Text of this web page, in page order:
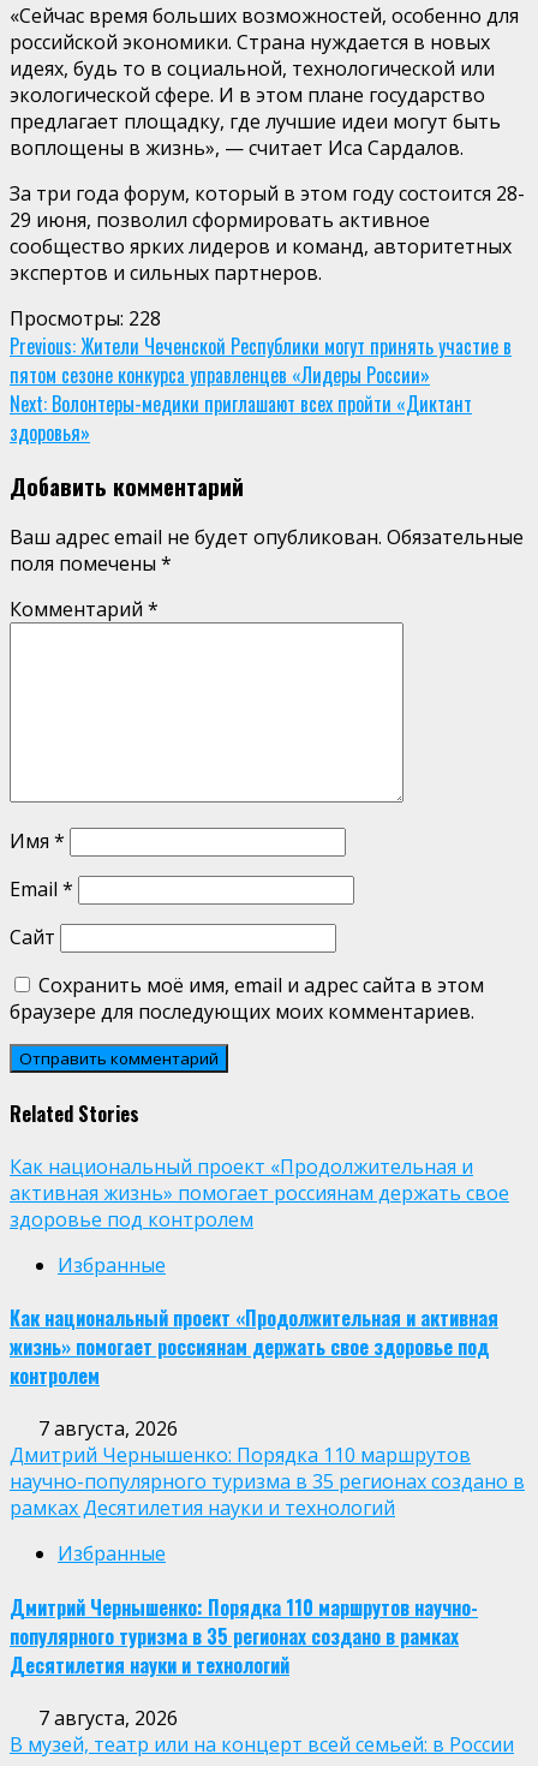
«Сейчас время больших возможностей, особенно для
российской экономики. Страна нуждается в новых
идеях, будь то в социальной, технологической или
экологической сфере. И в этом плане государство
предлагает площадку, где лучшие идеи могут быть
воплощены в жизнь», — считает Иса Сардалов.
За три года форум, который в этом году состоится 28-
29 июня, позволил сформировать активное
сообщество ярких лидеров и команд, авторитетных
экспертов и сильных партнеров.
Просмотры: 228
Continue
Reading
Previous:Жители Чеченской Республики могут принять участие в
пятом сезоне конкурса управленцев «Лидеры России»
Next: Волонтеры-медики приглашают всех пройти «Диктант
здоровья»
Добавить комментарий
Ваш адрес email не будет опубликован. Обязательные
поля помечены *
Комментарий *
Имя *
Email *
Сайт
Сохранить моё имя, email и адрес сайта в этом
браузере для последующих моих комментариев.
Related Stories
Как национальный проект «Продолжительная и
активная жизнь» помогает россиянам держать свое
здоровье под контролем
Избранные
Как национальный проект «Продолжительная и активная
жизнь» помогает россиянам держать свое здоровье под
контролем
7 августа, 2026
Дмитрий Чернышенко: Порядка 110 маршрутов
научно-популярного туризма в 35 регионах создано в
рамках Десятилетия науки и технологий
Избранные
Дмитрий Чернышенко: Порядка 110 маршрутов научно-
популярного туризма в 35 регионах создано в рамках
Десятилетия науки и технологий
7 августа, 2026
В музей, театр или на концерт всей семьей: в России